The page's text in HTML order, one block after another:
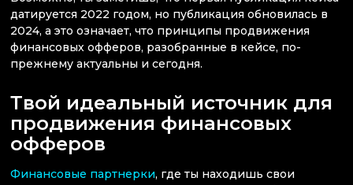
датируется 2022 годом, но публикация обновилась в
2024, а это означает, что принципы продвижения
финансовых офферов, разобранные в кейсе, по-
прежнему актуальны и сегодня.
Твой идеальный источник для
продвижения финансовых
офферов
Финансовые партнерки, где ты находишь свои